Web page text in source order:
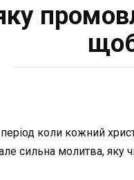
період коли кожний
сильна молитва, яку